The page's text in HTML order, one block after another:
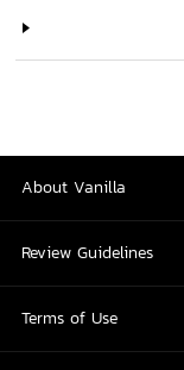
About Vanilla
Review Guidelines
Terms of Use